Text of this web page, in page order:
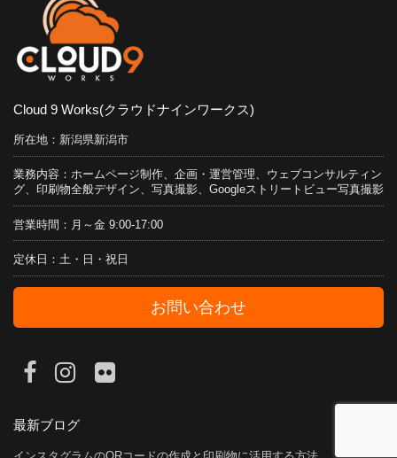
Cloud 9 Works(クラウドナインワークス)
所在地：新潟県新潟市
業務内容：ホームページ制作、企画・運営管理、ウェブコンサルティン
グ、印刷物全般デザイン、写真撮影、Googleストリートビュー写真撮影
営業時間：月～金 9:00-17:00
定休日：土・日・祝日
お問い合わせ
最新ブログ